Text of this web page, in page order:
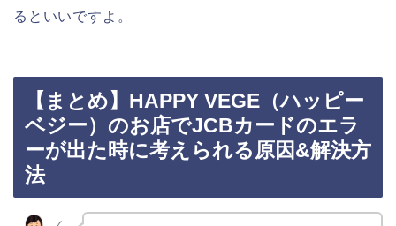
るといいですよ。
【まとめ】HAPPY VEGE（ハッピー
ベジー）のお店でJCBカードのエラ
ーが出た時に考えられる原因&解決方
法